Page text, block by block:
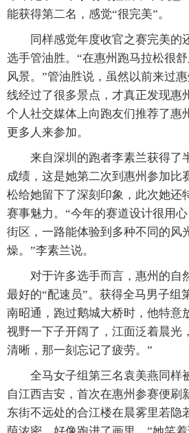
能获得第二名，感觉“很完美”。
同样感觉年度收官之赛完美的
选手管油胜。“在惠州跑马拉松很
风景。”管油胜说，虽然以前来过
线经过了很多景点，才真正发现惠
个人社交媒体上向跑友们推荐了惠
更多人来参加。
来自深圳的跑者李素兰获得了
成绩，这是她第二次到惠州参加比
松给她留下了深刻印象，此次她还
赛事魅力。“今年的赛道设计很用
街区，一路能体验到多种不同的风
燥。”李素兰说。
对于许多选手而言，惠州的自
最好的“配速员”。获得全马男子组
南昭通，跑过鹅城大桥时，他特意
视野一下子开阔了，江面泛着晨光
清晰，那一刻忘记了疲劳。”
全马女子组第三名袁美燕同样
自江西吉安，首次在惠州参赛便刷
东街不远处的合江楼在晨雾里若隐